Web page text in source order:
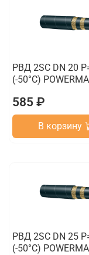
РВД 2SC DN 20
(-50°C)
585 ₽
В корзину
РВД 2SC DN 25
(-50°C)